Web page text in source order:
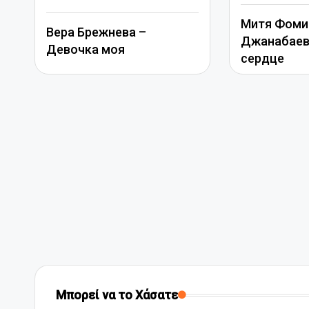
Вера Брежнева –
Девочка моя
Митя
сердце
Μπορεί να το Χάσατε